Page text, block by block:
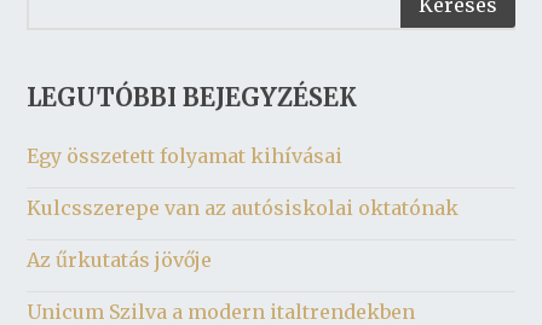
LEGUTÓBBI BEJEGYZÉSEK
Egy összetett folyamat kihívásai
Kulcsszerepe van az autósiskolai oktatónak
Az űrkutatás jövője
Unicum Szilva a modern italtrendekben